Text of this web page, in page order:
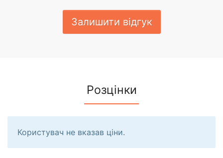
Залишити відгук
Розцінки
Користувач не вказав ціни.